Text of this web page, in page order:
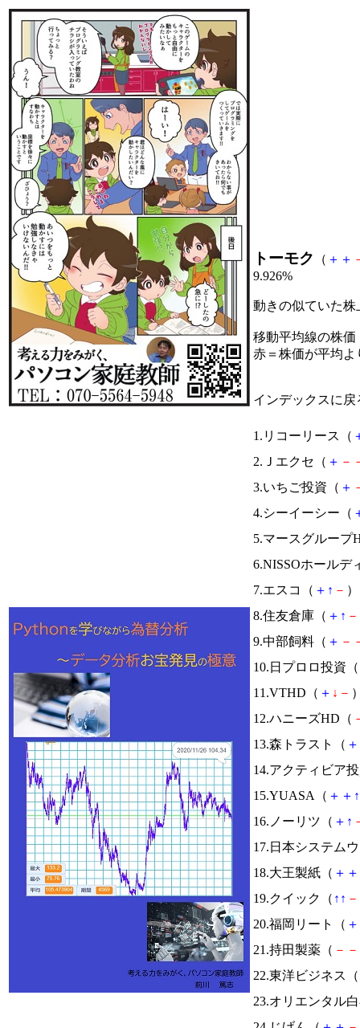
トーモク （ ＋ ＋
9.926%
動きの似ていた
移動平均線の株価
赤＝株価が平均
インデックスに戻
1.リコーリース（
2.Ｊエクセ（ ＋ －
3.いちご投資（ ＋
4.シーイーシー（
5.マースグループ
6.NISSOホールデ
7.エスコ（ ＋ ↑ －
8.住友倉庫（ ＋ ↑ －
9.中部飼料（ ＋ －
10.日プロロ投資（
11.VTHD（ ＋ ↓ －
12.ハニーズHD（
13.森トラスト（ ＋
14.アクティビア
15.YUASA（ ＋ ＋ ↑
16.ノーリツ（ ＋ ↑
17.日本システム
18.大王製紙（ ＋ ＋
19.クイック（ ↑ ↑ －
20.福岡リート（ ＋
21.持田製薬（ － －
22.東洋ビジネス（
23.オリエンタル